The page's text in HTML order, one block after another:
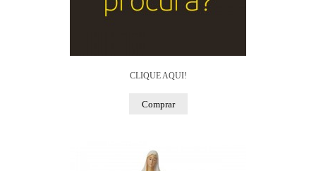
CLIQUE AQUI!
Comprar